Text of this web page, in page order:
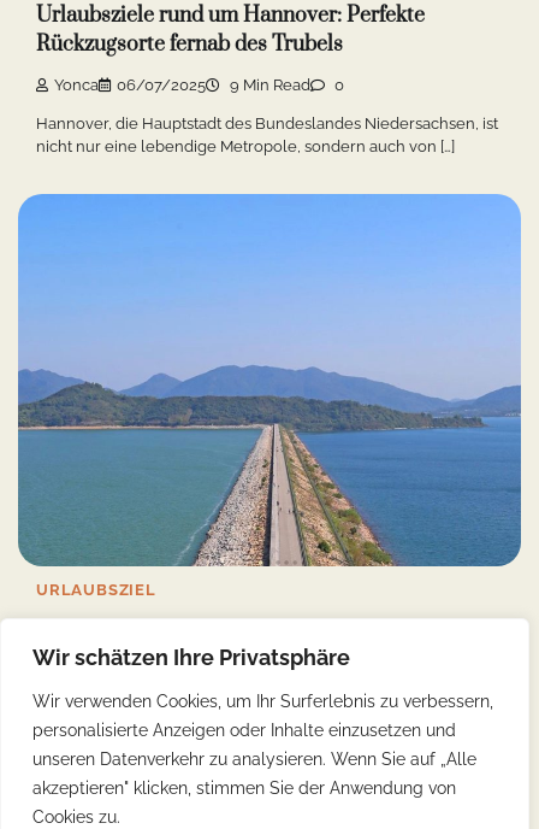
Wir schätzen Ihre Privatsphäre
Wir verwenden Cookies, um Ihr Surferlebnis zu verbessern,
personalisierte Anzeigen oder Inhalte einzusetzen und
unseren Datenverkehr zu analysieren. Wenn Sie auf „Alle
akzeptieren" klicken, stimmen Sie der Anwendung von
Cookies zu.
Urlaubsziele rund um Hannover: Perfekte
Rückzugsorte fernab des Trubels
Yonca 06/07/2025 9 Min Read 0
Hannover, die Hauptstadt des Bundeslandes Niedersachsen, ist
nicht nur eine lebendige Metropole, sondern auch von […]
URLAUBSZIEL
des Titansees erkunden
Yonca 11/04/2023 3 Min Read 0
Der Titansee, gelegen im Herzen Nevadas, ist zweifellos ein
atemberaubendes Naturwunder, das Reisende aus der […]